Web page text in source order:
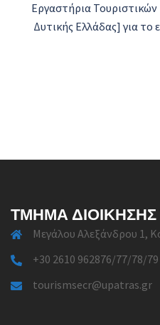
Εργαστήρια
Δυτικής Ελλάδας] για το
ΤΜΉΜΑ
Μεγάλου Αλεξάνδρου 1,
+30 2610 962876/77/78/
tourismsecr@upatras.gr